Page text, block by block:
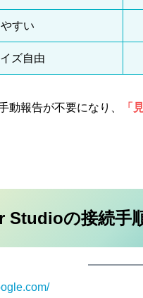
すい
ズ自由
動報告が不要になり、 「
Studioの接続手